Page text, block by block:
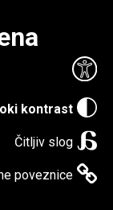
kontrast
Čitljiv slog
poveznice